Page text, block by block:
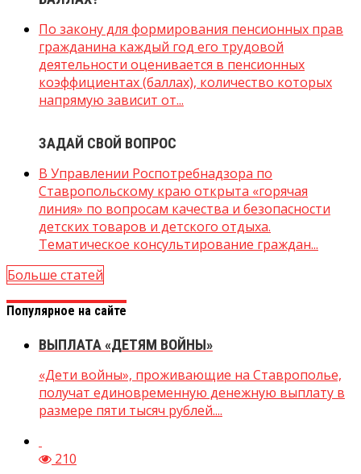
По закону для формирования пенсионных прав
гражданина каждый год его трудовой
деятельности оценивается в пенсионных
коэффициентах (баллах), количество которых
напрямую зависит от...
ЗАДАЙ СВОЙ ВОПРОС
В Управлении Роспотребнадзора по
Ставропольскому краю открыта «горячая
линия» по вопросам качества и безопасности
детских товаров и детского отдыха.
Тематическое консультирование граждан...
Больше статей
Популярное на сайте
ВЫПЛАТА «ДЕТЯМ ВОЙНЫ»
«Дети войны», проживающие на Ставрополье,
получат единовременную денежную выплату в
размере пяти тысяч рублей....
210